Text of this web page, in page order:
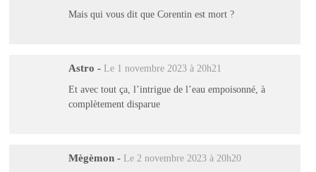
Mais qui vous dit que Corentin est mort ?
Astro - Le 1 novembre 2023 à 20h21
Et avec tout ça, l’intrigue de l’eau empoisonné, à
complètement disparue
Mègèmon - Le 2 novembre 2023 à 20h20